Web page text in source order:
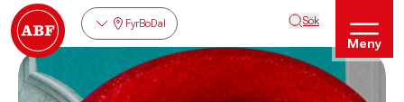
FyrBoDal Sök
Meny